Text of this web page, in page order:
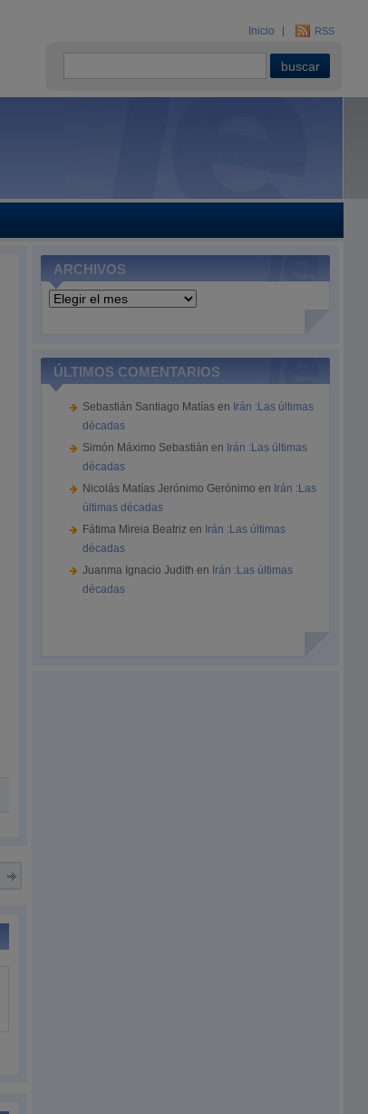
Inicio RSS
ARCHIVOS
Archivos
ÚLTIMOS COMENTARIOS
Sebastián Santiago Matías en Irán :Las últimas
décadas
Simón Máximo Sebastián en Irán :Las últimas
décadas
Nicolás Matías Jerónimo Gerónimo en Irán :Las
últimas décadas
Fátima Mireia Beatriz en Irán :Las últimas
décadas
Juanma Ignacio Judith en Irán :Las últimas
décadas